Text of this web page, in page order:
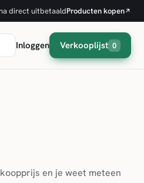
direct uitbetaaldProducten kopen↗
Inloggen Verkooplijst 0
en je weet meteen